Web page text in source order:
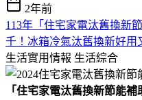
2年前
113年「住宅家電汰舊換新
千！冰箱冷氣汰舊換新好用
生活實用情報 生活綜合
「住宅家電汰舊換新節能補